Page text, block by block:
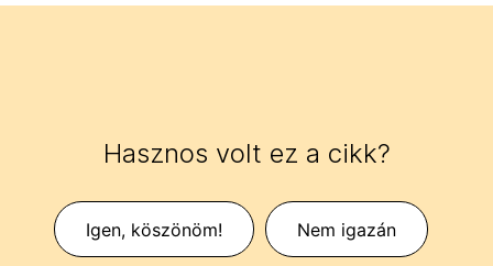
Hasznos volt ez a cikk?
Igen, köszönöm! Nem igazán